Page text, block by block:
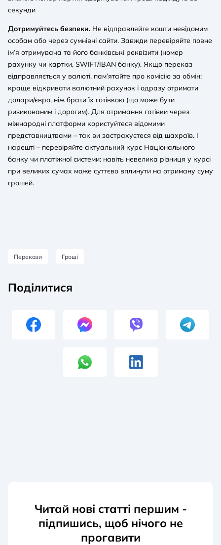
секунди
Дотримуйтесь безпеки. Не відправляйте кошти невідомим
особам або через сумнівні сайти. Завжди перевіряйте повне
ім’я отримувача та його банківські реквізити (номер
рахунку чи картки, SWIFT/IBAN банку). Якщо переказ
відправляється у валюті, пам’ятайте про комісію за обмін:
краще відкривати валютний рахунок і одразу отримати
долари/євро, ніж брати їх готівкою (що може бути
ризикованим і дорогим). Для отримання готівки через
міжнародні платформи користуйтеся відомими
представництвами – так ви застрахуєтеся від шахраїв. І
нарешті – перевіряйте актуальний курс Національного
банку чи платіжної системи: навіть невелика різниця у курсі
при великих сумах може суттєво вплинути на отриману суму
грошей.
Перекази Гроші
Поділитися
Читай нові статті першим -
підпишись, щоб нічого не
прогавити